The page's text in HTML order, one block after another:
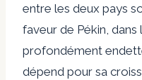
entre les deux pays
faveur de Pékin,
profondément
dépend pour sa